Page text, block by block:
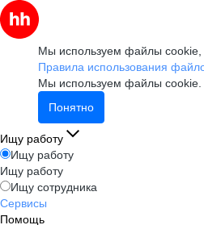
Мы используем файлы cookie,
Правила использования
Мы используем файлы cookie.
Понятно
Ищу работу
Ищу работу
Ищу работу
Ищу сотрудника
Сервисы
Помощь